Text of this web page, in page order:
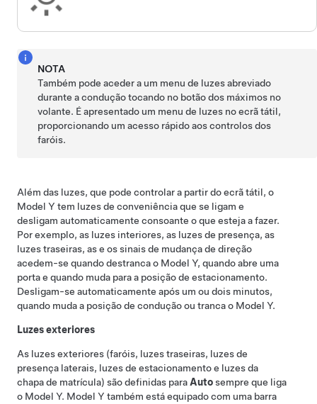
NOTA
Também pode aceder a um menu de luzes abreviado
durante a condução tocando no botão dos máximos no
volante. É apresentado um menu de luzes no ecrã tátil,
proporcionando um acesso rápido aos controlos dos
faróis.
Além das luzes, que pode controlar a partir do ecrã tátil, o
Model Y tem luzes de conveniência que se ligam e
desligam automaticamente consoante o que esteja a fazer.
Por exemplo, as luzes interiores, as luzes de presença, as
luzes traseiras, as e os sinais de mudança de direção
acedem-se quando destranca o Model Y, quando abre uma
porta e quando muda para a posição de estacionamento.
Desligam-se automaticamente após um ou dois minutos,
quando muda a posição de condução ou tranca o Model Y.
Luzes exteriores
As luzes exteriores (faróis, luzes traseiras, luzes de
presença laterais, luzes de estacionamento e luzes da
chapa de matrícula) são definidas paraAutosempre que liga
o Model Y. Model Y também está equipado com uma barra